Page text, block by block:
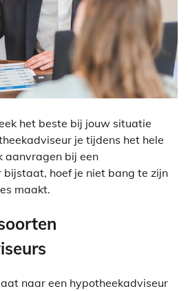
het beste bij jouw situatie
je tijdens het hele
aanvragen bij een
bijstaat, hoef je niet bang te zijn
maakt.
naar een hypotheekadviseur